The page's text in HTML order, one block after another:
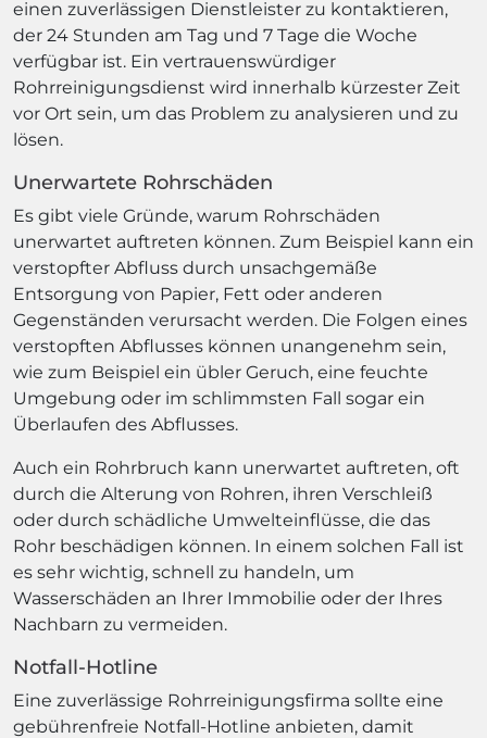
einen zuverlässigen Dienstleister zu kontaktieren,
der 24 Stunden am Tag und 7 Tage die Woche
verfügbar ist. Ein vertrauenswürdiger
Rohrreinigungsdienst wird innerhalb kürzester Zeit
vor Ort sein, um das Problem zu analysieren und zu
lösen.
Unerwartete Rohrschäden
Es gibt viele Gründe, warum Rohrschäden
unerwartet auftreten können. Zum Beispiel kann ein
verstopfter Abfluss durch unsachgemäße
Entsorgung von Papier, Fett oder anderen
Gegenständen verursacht werden. Die Folgen eines
verstopften Abflusses können unangenehm sein,
wie zum Beispiel ein übler Geruch, eine feuchte
Umgebung oder im schlimmsten Fall sogar ein
Überlaufen des Abflusses.
Auch ein Rohrbruch kann unerwartet auftreten, oft
durch die Alterung von Rohren, ihren Verschleiß
oder durch schädliche Umwelteinflüsse, die das
Rohr beschädigen können. In einem solchen Fall ist
es sehr wichtig, schnell zu handeln, um
Wasserschäden an Ihrer Immobilie oder der Ihres
Nachbarn zu vermeiden.
Notfall-Hotline
Eine zuverlässige Rohrreinigungsfirma sollte eine
gebührenfreie Notfall-Hotline anbieten, damit